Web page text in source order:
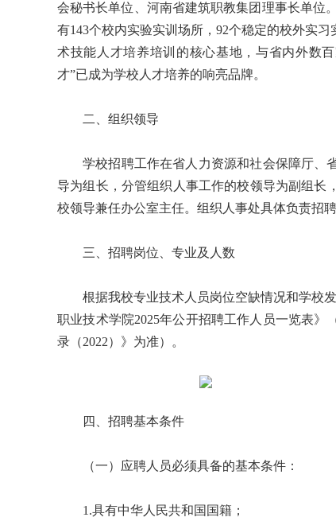
会秘书长单位、河南省建筑职教集团理事长单位
有143个校内实验实训场所，92个稳定的校外实
术技能人才培养培训的核心基地，与省内外数
才”已成为学校人才培养的响亮品牌。
二、组织领导
学校招聘工作在省人力资源和社会保障厅、
导为组长，分管组织人事工作的校领导为副组长
校领导兼任办公室主任。组织人事处具体负责招
三、招聘岗位、专业及人数
根据我校专业技术人员岗位空缺情况和学校
职业技术学院2025年公开招聘工作人员一览表
录（2022）》为准）。
四、招聘基本条件
（一）应聘人员必须具备的基本条件：
1.具有中华人民共和国国籍；